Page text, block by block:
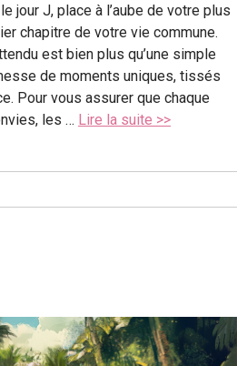
jour J, place à l’aube de votre plus
chapitre de votre vie commune.
est bien plus qu’une simple
de moments uniques, tissés
Pour vous assurer que chaque
les … Lire la suite >>